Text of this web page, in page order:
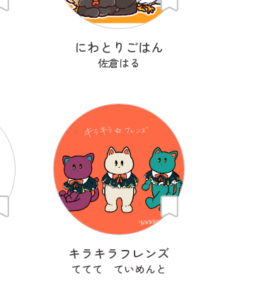
にわとりごはん
佐倉はる
キラキラフレンズ
ててて ていめんと